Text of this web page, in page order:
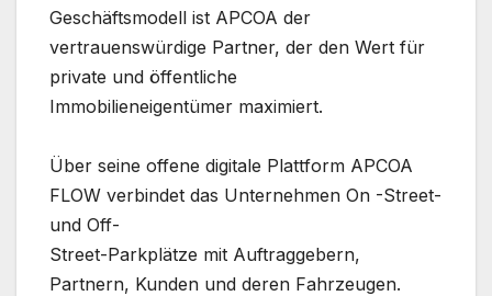
Geschäftsmodell ist APCOA der
vertrauenswürdige Partner, der den Wert für
private und öffentliche
Immobilieneigentümer maximiert.
Über seine offene digitale Plattform APCOA
FLOW verbindet das Unternehmen On -Street-
und Off-
Street-Parkplätze mit Auftraggebern,
Partnern, Kunden und deren Fahrzeugen.